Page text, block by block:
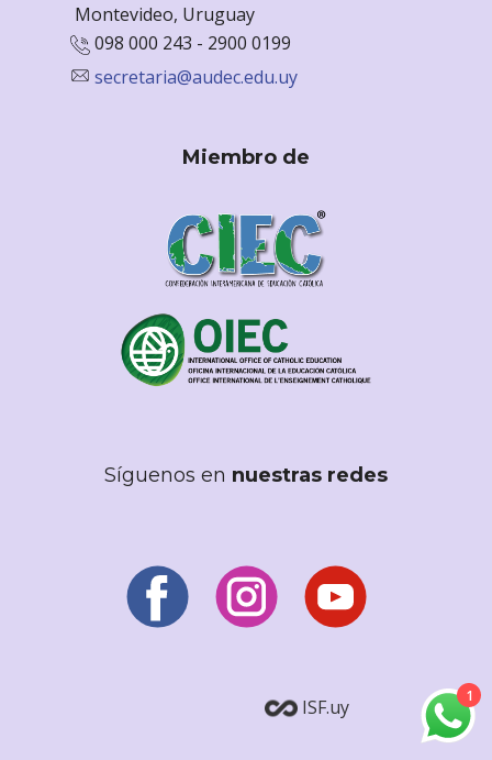
Montevideo, Uruguay
098 000 243 - 2900 0199
secretaria@audec.edu.uy
Miembro de
Síguenos en nuestras redes
ISF.uy 1